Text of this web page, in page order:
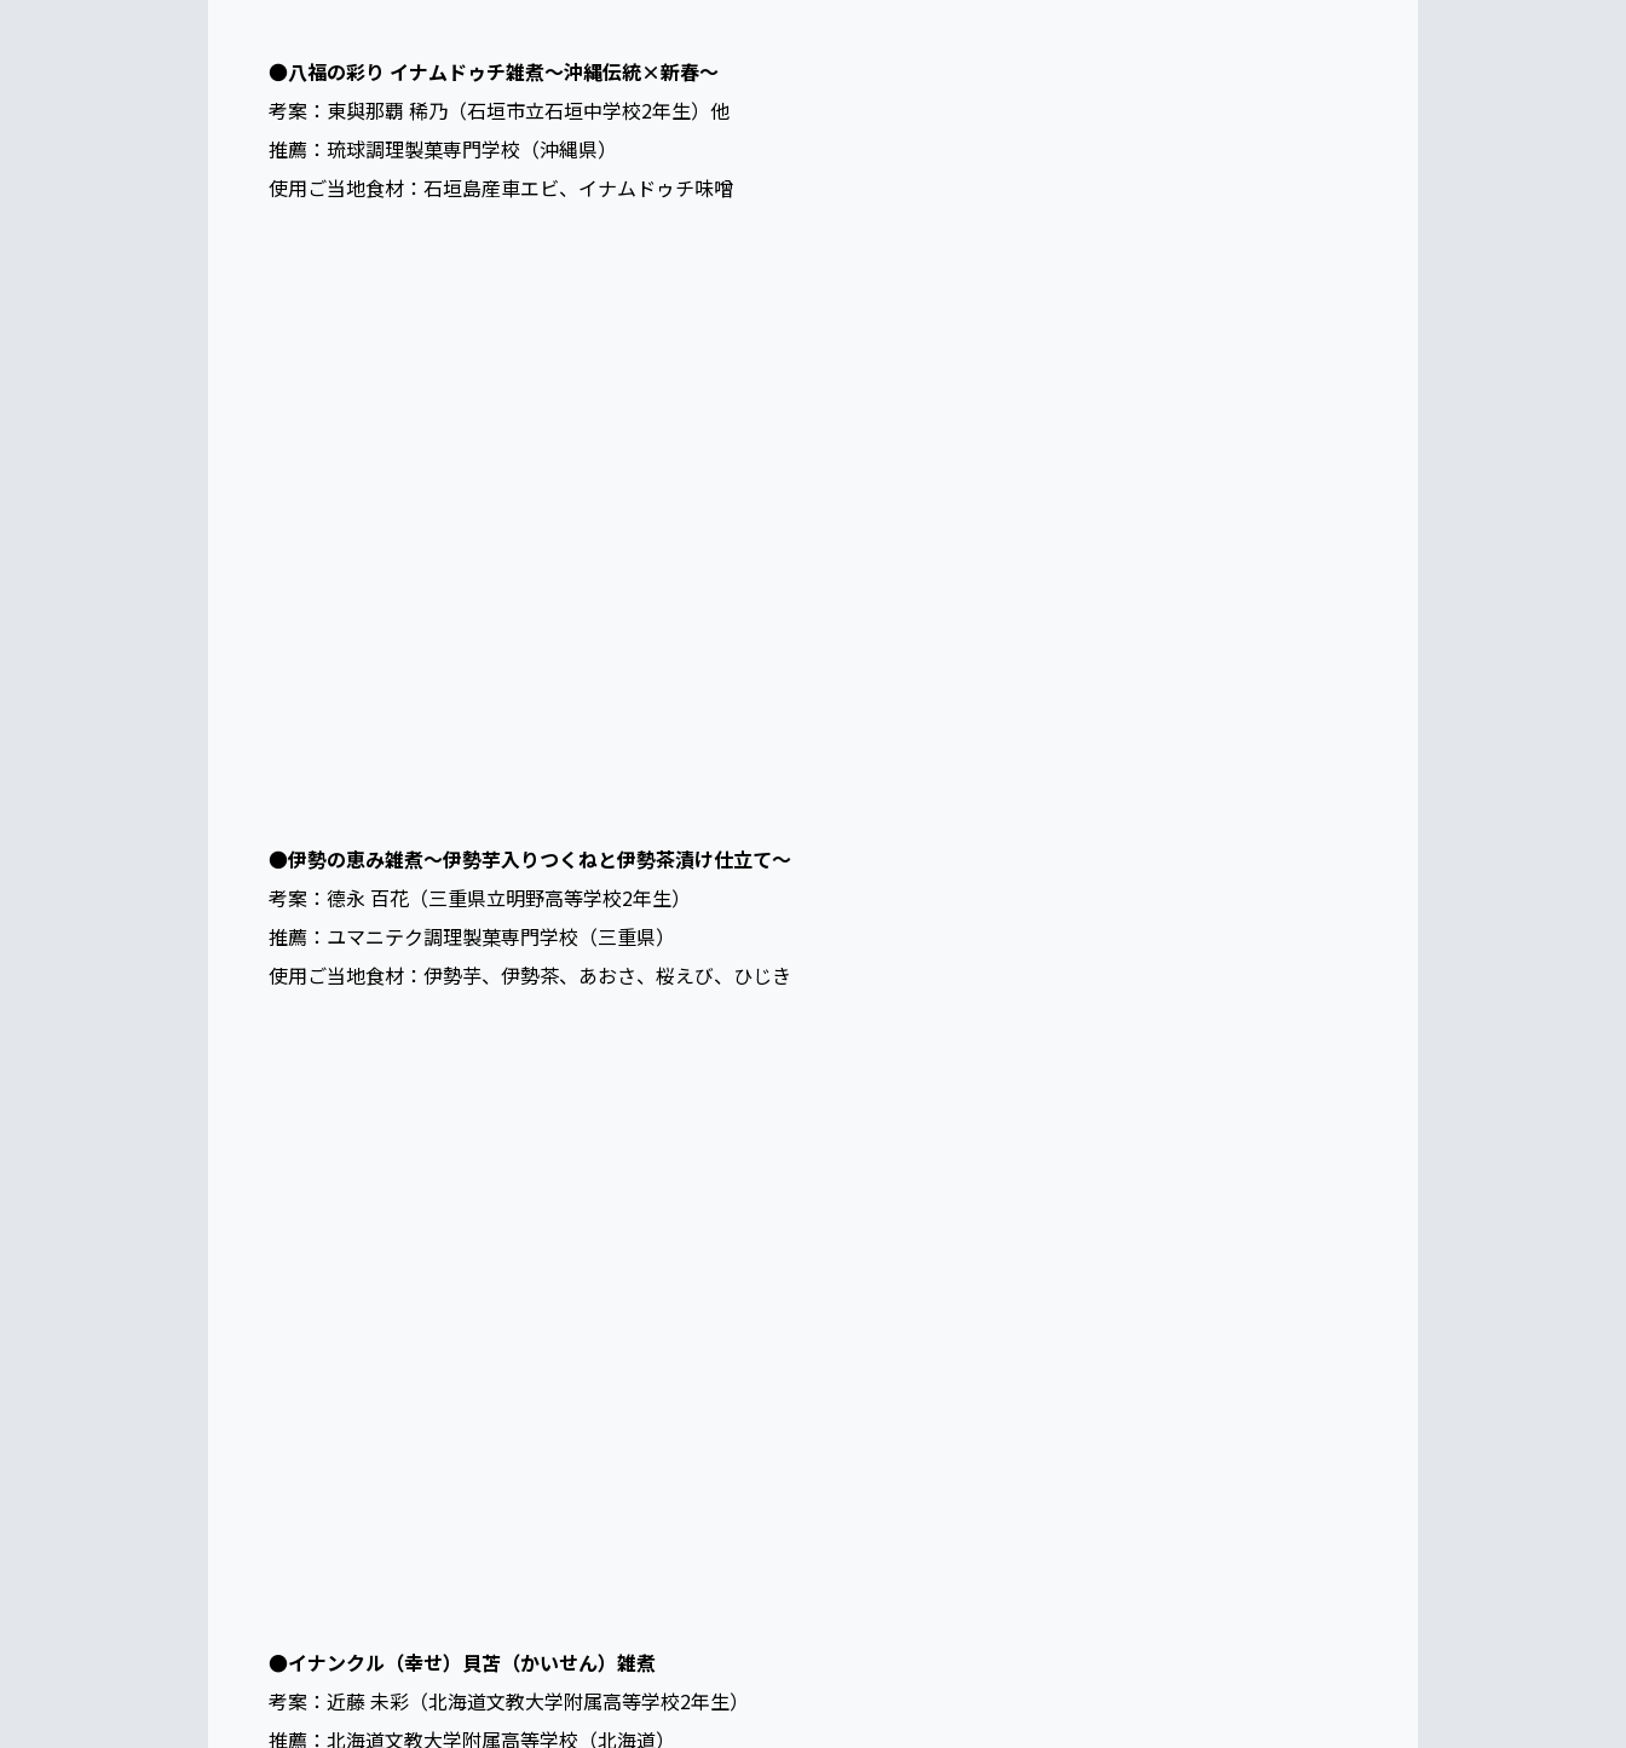
●八福の彩り イナムドゥチ雑煮～沖縄伝統×新春～
考案：東與那覇 稀乃（石垣市立石垣中学校2年生）他
推薦：琉球調理製菓専門学校（沖縄県）
使用ご当地食材：石垣島産車エビ、イナムドゥチ味噌
●伊勢の恵み雑煮～伊勢芋入りつくねと伊勢茶漬け仕立て～
考案：德永 百花（三重県立明野高等学校2年生）
推薦：ユマニテク調理製菓専門学校（三重県）
使用ご当地食材：伊勢芋、伊勢茶、あおさ、桜えび、ひじき
●イナンクル（幸せ）貝苫（かいせん）雑煮
考案：近藤 未彩（北海道文教大学附属高等学校2年生）
推薦：北海道文教大学附属高等学校（北海道）